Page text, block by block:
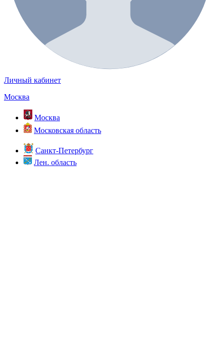
Личный кабинет
Москва
Москва
Московская область
Санкт-Петербург
Лен. область